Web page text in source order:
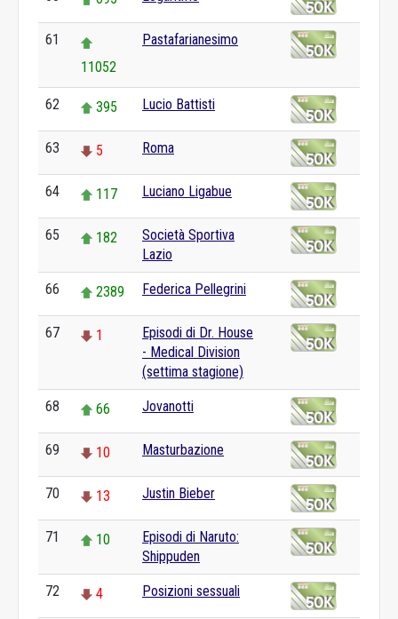
61
11052
Pastafarianesimo
62 395 Lucio Battisti
63 5 Roma
64 117 Luciano Ligabue
65 182
Società Sportiva
Lazio
66 2389 Federica Pellegrini
67 1
Episodi di Dr. House
- Medical Division
(settima stagione)
68 66 Jovanotti
69 10 Masturbazione
70 13 Justin Bieber
71 10
Episodi di Naruto:
Shippuden
72 4 Posizioni sessuali